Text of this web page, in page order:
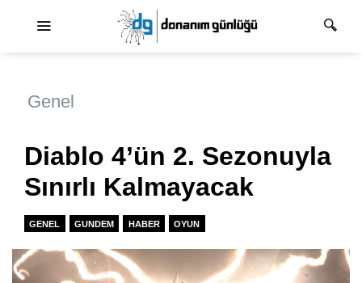
Genel
Diablo 4’ün 2. Sezonuyla
Sınırlı Kalmayacak
GENEL GUNDEM HABER OYUN